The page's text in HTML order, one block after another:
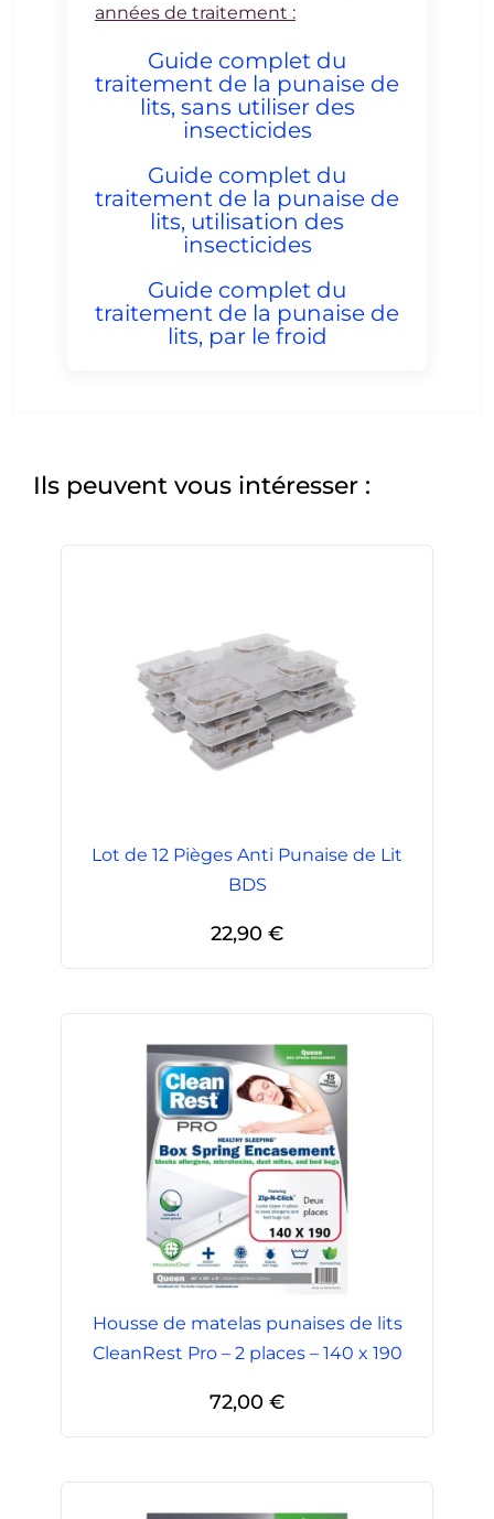
années de traitement :
Guide complet du
traitement de la punaise de
lits, sans utiliser des
insecticides
Guide complet du
traitement de la punaise de
lits, utilisation des
insecticides
Guide complet du
traitement de la punaise de
lits, par le froid
Ils peuvent vous intéresser :
Lot de 12 Pièges Anti Punaise de Lit
BDS
22,90 €
Housse de matelas punaises de lits
CleanRest Pro – 2 places – 140 x 190
72,00 €